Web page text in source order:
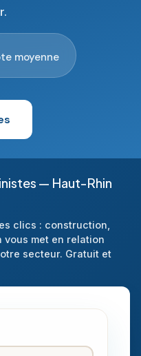
moyenne
— Haut-Rhin
clics : construction,
vous met en relation
secteur. Gratuit et